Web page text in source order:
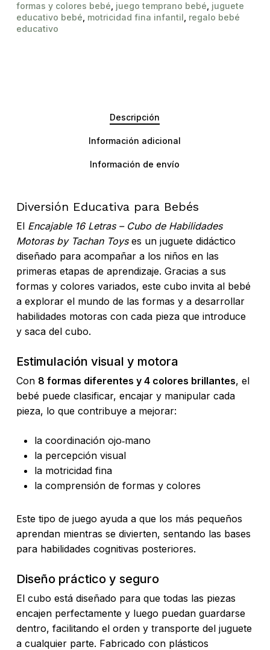
formas y colores bebé juego temprano bebé juguete
educativo bebé motricidad fina infantil regalo bebé
educativo
Descripción
Información adicional
Información de envío
Diversión Educativa para Bebés
El Encajable 16 Letras – Cubo de Habilidades
Motoras by Tachan Toyses un juguete didáctico
diseñado para acompañar a los niños en las
primeras etapas de aprendizaje. Gracias a sus
formas y colores variados, este cubo invita al bebé
a explorar el mundo de las formas y a desarrollar
habilidades motoras con cada pieza que introduce
y saca del cubo.
Estimulación visual y motora
Con 8 formas diferentes y 4 colores brillantes, el
bebé puede clasificar, encajar y manipular cada
pieza, lo que contribuye a mejorar:
la coordinación ojo‑mano
la percepción visual
la motricidad fina
la comprensión de formas y colores
Este tipo de juego ayuda a que los más pequeños
aprendan mientras se divierten, sentando las bases
para habilidades cognitivas posteriores.
Diseño práctico y seguro
El cubo está diseñado para que todas las piezas
encajen perfectamente y luego puedan guardarse
dentro, facilitando el orden y transporte del juguete
a cualquier parte. Fabricado con plásticos